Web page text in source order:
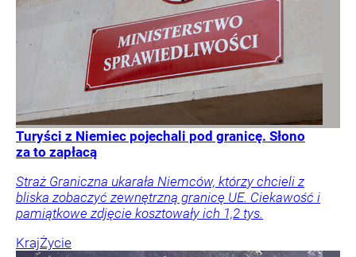
Turyści z Niemiec pojechali pod granicę. Słono
za to zapłacą
Straż Graniczna ukarała Niemców, którzy chcieli z
bliska zobaczyć zewnętrzną granicę UE. Ciekawość i
pamiątkowe zdjęcie kosztowały ich 1,2 tys.
KrajŻycie